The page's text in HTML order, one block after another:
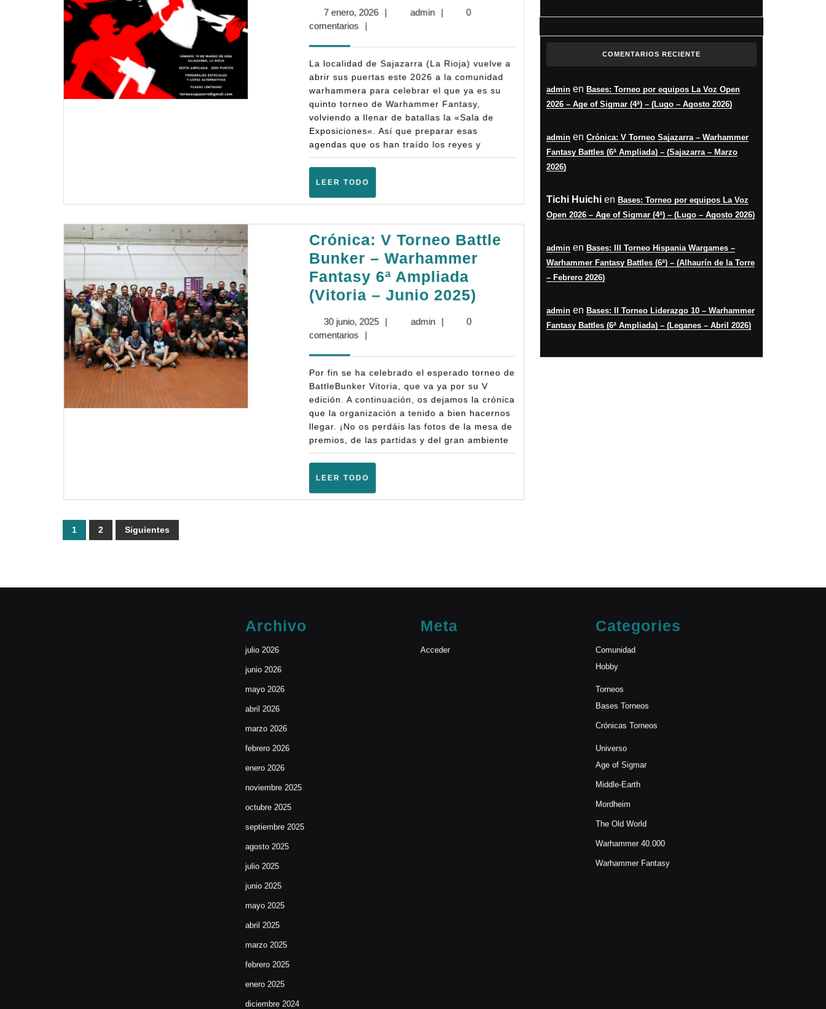
Torneo
Sajazarra
–
Fantasy
Ampliada)
(Sajazarra
Marzo
2026)
7 enero, 20267 | adminadmin
|
0
comentarios
|
La localidad de Sajazarra (La Rioja) vuelve a
abrir sus puertas este 2026 a la comunidad
warhammera para celebrar el que ya es su
quinto torneo de Warhammer Fantasy,
volviendo a llenar de batallas la «Sala de
Exposiciones«. Así que preparar esas
agendas que os han traído los reyes y
LEER TODO
Crónica: V Torneo Battle
Bunker – Warhammer
Fantasy 6ª Ampliada
(Vitoria – Junio 2025)
Bunker
–
Warhammer
Fantasy
6ª
–
30 junio, 202530| adminadmin
|
0
comentarios
|
Por fin se ha celebrado el esperado torneo de
BattleBunker Vitoria, que va ya por su V
edición. A continuación, os dejamos la crónica
que la organización a tenido a bien hacernos
llegar. ¡No os perdáis las fotos de la mesa de
premios, de las partidas y del gran ambiente
LEER TODO
Paginación
1 2 Siguientes
COMENTARIOS RECIENTE
admin en Bases: Torneo por equipos La Voz Open
2026 – Age of Sigmar (4ª) – (Lugo – Agosto 2026)
admin en Crónica: V Torneo Sajazarra – Warhammer
Fantasy Battles (6ª Ampliada) – (Sajazarra – Marzo
2026)
Tichi Huichi en Bases: Torneo por equipos La Voz
Open 2026 – Age of Sigmar (4ª) – (Lugo – Agosto 2026)
admin en Bases: III Torneo Hispania Wargames –
Warhammer Fantasy Battles (6ª) – (Alhaurín de la Torre
– Febrero 2026)
admin en Bases: II Torneo Liderazgo 10 – Warhammer
Fantasy Battles (6ª Ampliada) – (Leganes – Abril 2026)
Archivo
julio 2026
junio 2026
mayo 2026
abril 2026
marzo 2026
febrero 2026
enero 2026
noviembre 2025
octubre 2025
septiembre 2025
agosto 2025
julio 2025
junio 2025
mayo 2025
abril 2025
marzo 2025
febrero 2025
enero 2025
diciembre 2024
Meta
Acceder
Categories
Comunidad
Hobby
Torneos
Bases Torneos
Crónicas Torneos
Universo
Age of Sigmar
Middle-Earth
Mordheim
The Old World
Warhammer 40.000
Warhammer Fantasy